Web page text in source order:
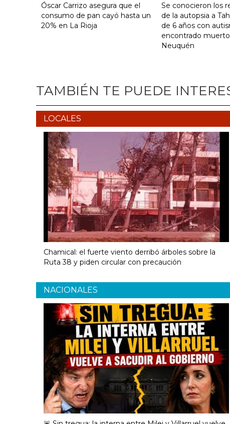
Óscar Carrizo asegura que el
consumo de pan cayó hasta un
20% en La Rioja
Se conocieron los
de la autopsia a
de 6 años con
encontrado
Neuquén
TAMBIÉN TE PUEDE
LOCALES
Chamical: el fuerte viento derribó árboles sobre la
Ruta 38 y piden circular con precaución
NACIONALES